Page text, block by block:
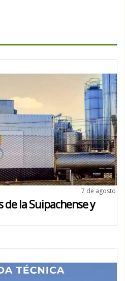
7 de agosto
de la Suipachense y